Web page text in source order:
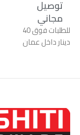
توصيل
مجاني
للطلبات فوق 40
دينار داخل عمان